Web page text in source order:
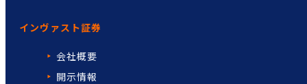
インヴァスト証券
会社概要
開示情報